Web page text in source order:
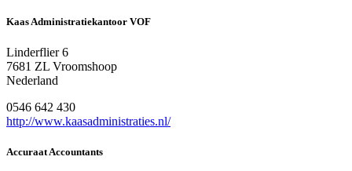
Kaas Administratiekantoor VOF
Linderflier 6
7681 ZL Vroomshoop
Nederland
0546 642 430
http://www.kaasadministraties.nl/
Accuraat Accountants